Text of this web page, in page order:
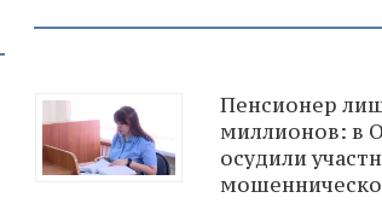
Пенсионер
миллионов: в
осудили